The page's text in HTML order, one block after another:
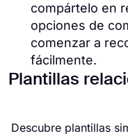
compártelo en
opciones de
comenzar a
fácilmente.
Plantillas
Descubre plantillas